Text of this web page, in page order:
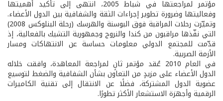
مؤتمر لمراجعتها في شباط 2005، انتهى إلى تأكيد أهميتها
وفعاليتها وضرورة تطوير إجراءات الثقة والشفافية بين الدول الأعضاء.
وتميّزت رحلات المراقبة فوق البوسنة والهرسك (رحلة البنلوكس 2008)
التي نفّذها مراقبون من كندا والنروج وجمهورية التشيك بالفعالية، إذ
قدّمت للمجتمع الدولي معلومات حساسة عن الانتهاكات ومسار
الأزمة الصربية.
في العام 2010 عُقد مؤتمر ثانٍ لمراجعة المعاهدة، وافقت خلاله
الدول الأعضاء على مزيدٍ من التعاون بشأن الشفافية والضغط لتوسيع
عضوية الدول المشتركة، فضلًا عن الانتقال إلى تقنية الكاميرات
الرقمية وأجهزة الاستشعار الأكثر تطورًا.